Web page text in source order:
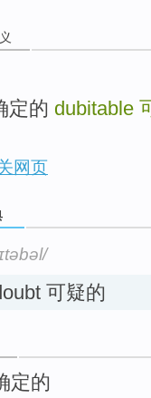
定的 dubitable
网页
可疑的
定的